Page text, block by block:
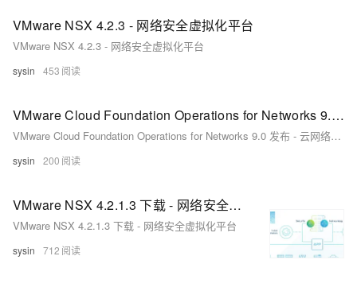
VMware NSX 4.2.3 - 网络安全虚拟化平台
VMware NSX 4.2.3 - 网络安全虚拟化平台
sysin 453
VMware Cloud Foundation Operations for Networks 9.0 发布 - 云网络监控与分析
VMware Cloud Foundation Operations for Networks 9.0 发布 - 云网络监控与分析
sysin 200
VMware NSX 4.2.1.3 下载 - 网络安全虚拟化平台
VMware NSX 4.2.1.3 下载 - 网络安全虚拟化平台
sysin 712